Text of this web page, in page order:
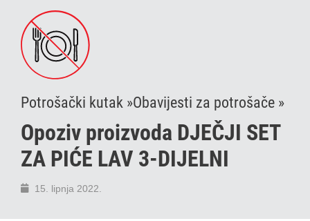
Potrošački kutak »Obavijesti za potrošače »
Opoziv proizvoda DJEČJI SET
ZA PIĆE LAV 3-DIJELNI
15. lipnja 2022.